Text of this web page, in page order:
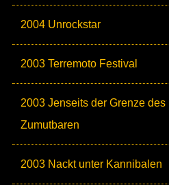
2004 Unrockstar
2003 Terremoto Festival
2003 Jenseits der Grenze des
Zumutbaren
2003 Nackt unter Kannibalen